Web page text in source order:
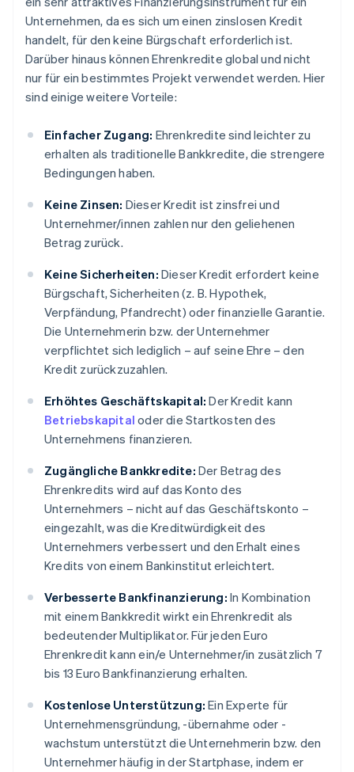
Unternehmen, da es sich um einen zinslosen Kredit
handelt, für den keine Bürgschaft erforderlich ist.
Darüber hinaus können Ehrenkredite global und nicht
nur für ein bestimmtes Projekt verwendet werden. Hier
sind einige weitere Vorteile:
Einfacher Zugang: Ehrenkredite sind leichter zu
erhalten als traditionelle Bankkredite, die strengere
Bedingungen haben.
Keine Zinsen: Dieser Kredit ist zinsfrei und
Unternehmer/innen zahlen nur den geliehenen
Betrag zurück.
Keine Sicherheiten: Dieser Kredit erfordert keine
Bürgschaft, Sicherheiten (z. B. Hypothek,
Verpfändung, Pfandrecht) oder finanzielle Garantie.
Die Unternehmerin bzw. der Unternehmer
verpflichtet sich lediglich – auf seine Ehre – den
Kredit zurückzuzahlen.
Erhöhtes Geschäftskapital: Der Kredit kann
Betriebskapital oder die Startkosten des
Unternehmens finanzieren.
Zugängliche Bankkredite: Der Betrag des
Ehrenkredits wird auf das Konto des
Unternehmers – nicht auf das Geschäftskonto –
eingezahlt, was die Kreditwürdigkeit des
Unternehmers verbessert und den Erhalt eines
Kredits von einem Bankinstitut erleichtert.
Verbesserte Bankfinanzierung: In Kombination
mit einem Bankkredit wirkt ein Ehrenkredit als
bedeutender Multiplikator. Für jeden Euro
Ehrenkredit kann ein/e Unternehmer/in zusätzlich 7
bis 13 Euro Bankfinanzierung erhalten.
Kostenlose Unterstützung: Ein Experte für
Unternehmensgründung, -übernahme oder -
wachstum unterstützt die Unternehmerin bzw. den
Unternehmer häufig in der Startphase, indem er